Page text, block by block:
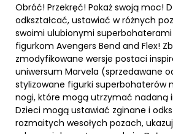
Obróć! Przekręć! Pokaż swoją moc!
odkształcać, ustawiać w różnych
swoimi ulubionymi superbohaterami
figurkom Avengers Bend and Flex!
zmodyfikowane wersje postaci
uniwersum Marvela (sprzedawane
stylizowane figurki superbohaterów
nogi, które mogą utrzymać nadaną
Dzieci mogą ustawiać zginane i
rozmaitych wesołych pozach,